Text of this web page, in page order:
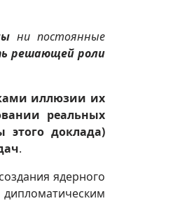
ни постоянные
решающей роли
иллюзии их
реальных
этого доклада)
.
ядерного